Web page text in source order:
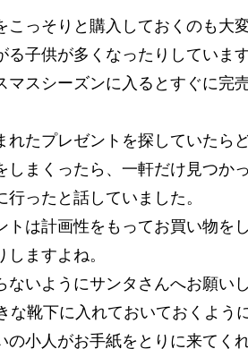
っそりと購入しておくのも大
子供が多くなったりしています
スシーズンに入るとすぐに完
たプレゼントを探していたら
まくったら、一軒だけ見つか
ったと話していました。
は計画性をもってお買い物をし
ますよね。
いようにサンタさんへお願い
靴下に入れておいておくよう
小人がお手紙をとりに来てく